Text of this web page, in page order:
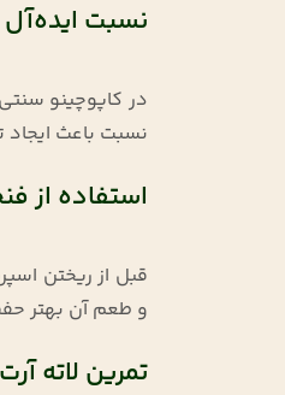
نسبت
نسبت باعث
استفاده از
قبل از ریختن
و طعم آن بهتر
تمرین لاته آرت